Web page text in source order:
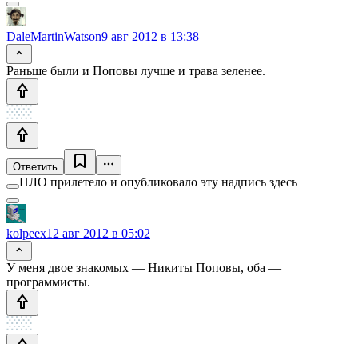
DaleMartinWatson9 авг 2012 в 13:38
Раньше были и Поповы лучше и трава зеленее.
Ответить
НЛО прилетело и опубликовало эту надпись здесь
kolpeex12 авг 2012 в 05:02
У меня двое знакомых — Никиты Поповы, оба —
программисты.